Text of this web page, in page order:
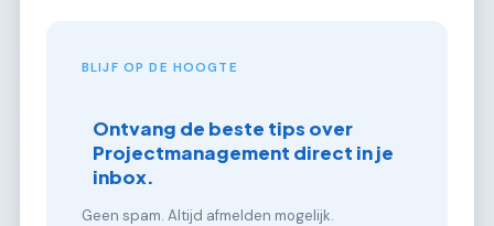
BLIJF OP DE HOOGTE
Ontvang de beste tips over
Projectmanagement direct in je
inbox.
Geen spam. Altijd afmelden mogelijk.